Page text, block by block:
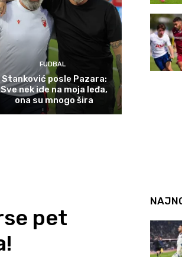
FUDBAL
Stanković posle Pazara:
Sve nek ide na moja leđa,
ona su mnogo šira